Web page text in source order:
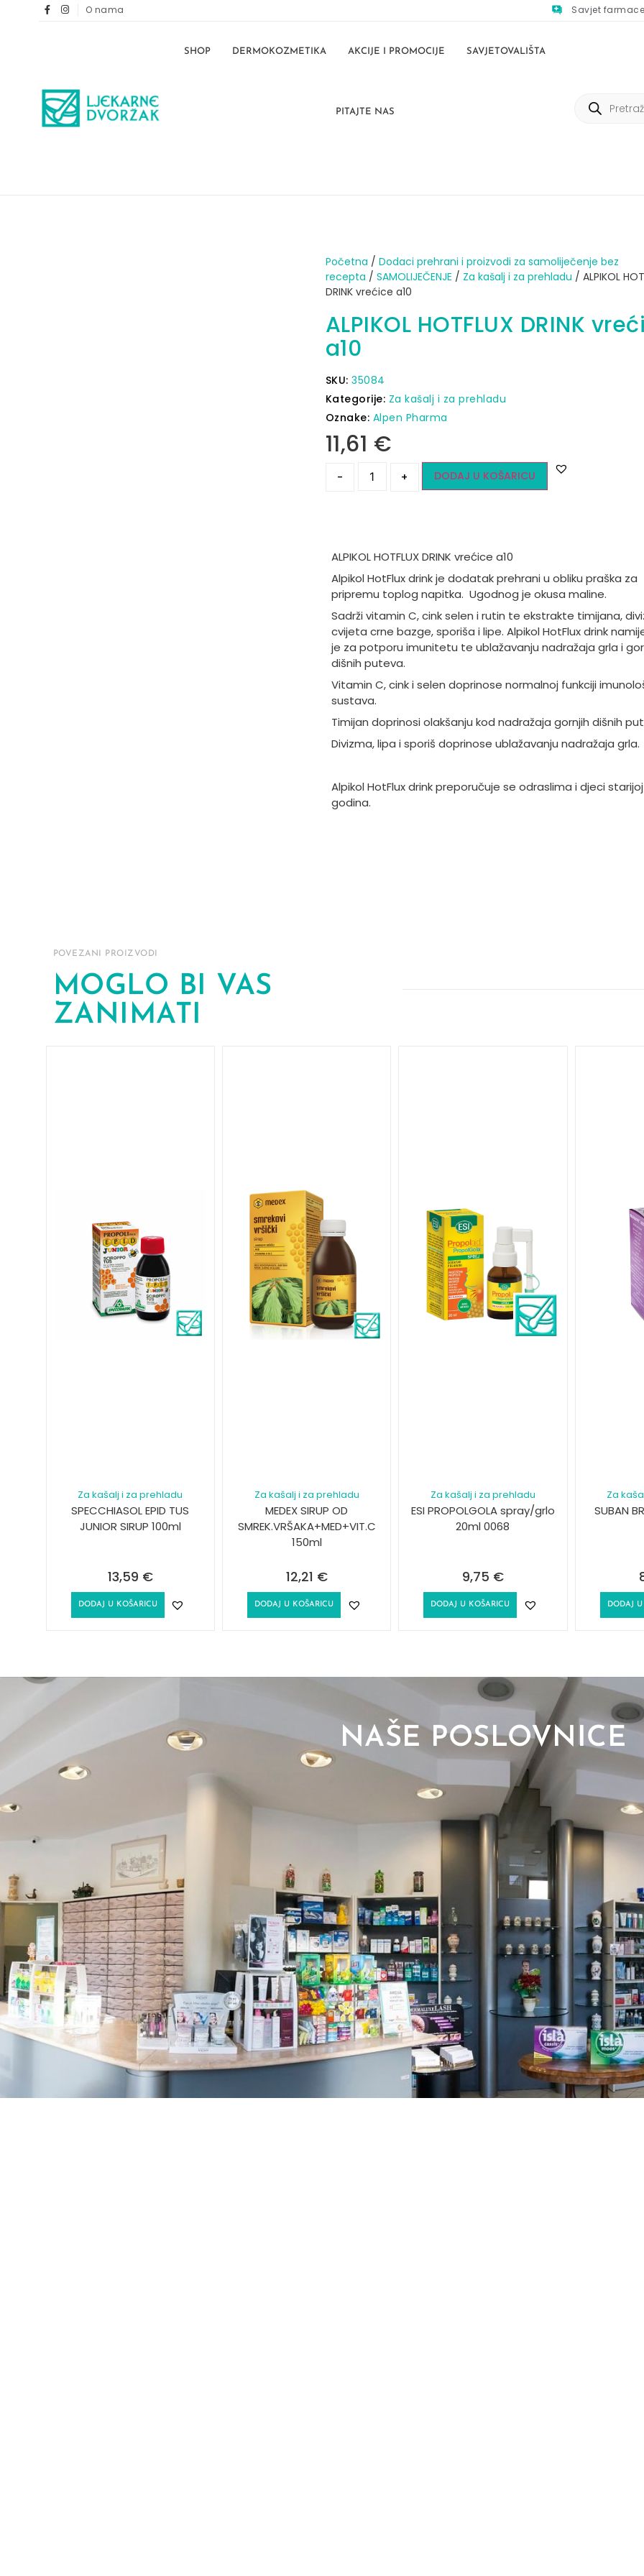
O nama Savjet
SHOP DERMOKOZMETIKA AKCIJE I PROMOCIJE SAVJETOVALIŠTA
PITAJTE NAS
Početna / Dodaci prehrani i proizvodi za samoliječenje bez
recepta / SAMOLIJEČENJE / Za kašalj i za prehladu / ALPIKOL
DRINK vrećice a10
ALPIKOL HOTFLUX DRINK
a10
SKU: 35084
Kategorije: Za kašalj i za prehladu
Oznake: Alpen Pharma
11,61 €
- + DODAJ U KOŠARICU
ALPIKOL HOTFLUX DRINK vrećice a10
Alpikol HotFlux drink je dodatak prehrani u obliku praška za
pripremu toplog napitka. Ugodnog je okusa maline.
Sadrži vitamin C, cink selen i rutin te ekstrakte timijana,
cvijeta crne bazge, sporiša i lipe. Alpikol HotFlux drink
je za potporu imunitetu te ublažavanju nadražaja grla i
dišnih puteva.
Vitamin C, cink i selen doprinose normalnoj funkciji
sustava.
Timijan doprinosi olakšanju kod nadražaja gornjih dišnih
Divizma, lipa i sporiš doprinose ublažavanju nadražaja grla.
Alpikol HotFlux drink preporučuje se odraslima i djeci starijoj
godina.
POVEZANI PROIZVODI
MOGLO BI VAS
ZANIMATI
Za kašalj i za prehladu
SPECCHIASOL EPID TUS
JUNIOR SIRUP 100ml
13,59 €
DODAJ U KOŠARICU
Za kašalj i za prehladu
MEDEX SIRUP OD
SMREK.VRŠAKA+MED+VIT.C
150ml
12,21 €
DODAJ U KOŠARICU
Za kašalj i za prehladu
ESI PROPOLGOLA spray/grlo
20ml 0068
9,75 €
DODAJ U KOŠARICU
Za
SUBAN
DODAJ
NAŠE POSLOVNICE